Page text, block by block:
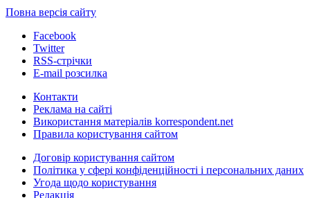
Повна версія сайту
Facebook
Twitter
RSS-стрічки
E-mail розсилка
Контакти
Реклама на сайті
Використання матеріалів korrespondent.net
Правила користування сайтом
Договір користування сайтом
Політика у сфері конфіденційності і персональних даних
Угода щодо користування
Редакція